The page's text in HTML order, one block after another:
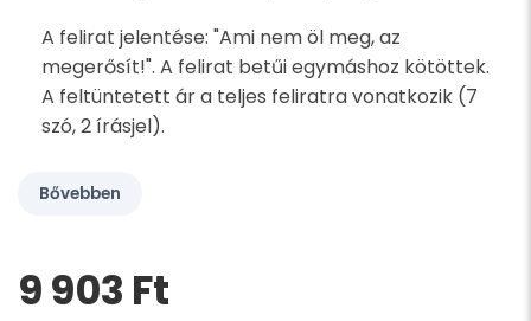
A felirat jelentése: "Ami nem öl meg, az
megerősít!". A felirat betűi egymáshoz kötöttek.
A feltüntetett ár a teljes feliratra vonatkozik (7
szó, 2 írásjel).
Bővebben
Kérem,
hagyja
9 903 Ft‎